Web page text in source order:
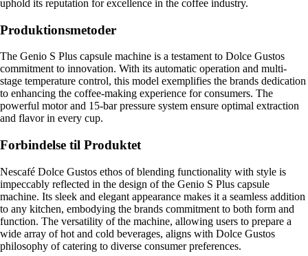
uphold its reputation for excellence in the coffee industry.
Produktionsmetoder
The Genio S Plus capsule machine is a testament to Dolce Gustos
commitment to innovation. With its automatic operation and multi-
stage temperature control, this model exemplifies the brands dedication
to enhancing the coffee-making experience for consumers. The
powerful motor and 15-bar pressure system ensure optimal extraction
and flavor in every cup.
Forbindelse til Produktet
Nescafé Dolce Gustos ethos of blending functionality with style is
impeccably reflected in the design of the Genio S Plus capsule
machine. Its sleek and elegant appearance makes it a seamless addition
to any kitchen, embodying the brands commitment to both form and
function. The versatility of the machine, allowing users to prepare a
wide array of hot and cold beverages, aligns with Dolce Gustos
philosophy of catering to diverse consumer preferences.